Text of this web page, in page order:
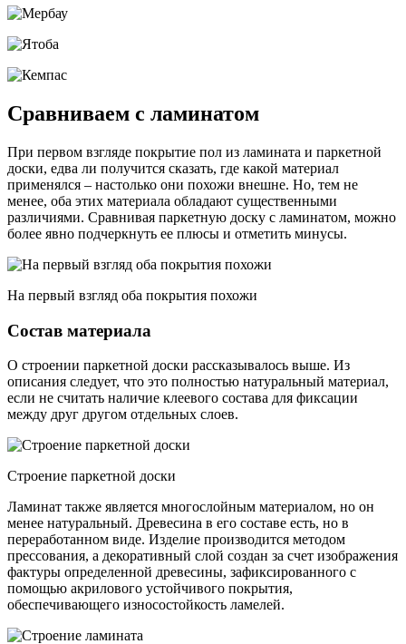
Сравниваем с ламинатом
При первом взгляде покрытие пол из ламината и паркетной
доски, едва ли получится сказать, где какой материал
применялся – настолько они похожи внешне. Но, тем не
менее, оба этих материала обладают существенными
различиями. Сравнивая паркетную доску с ламинатом, можно
более явно подчеркнуть ее плюсы и отметить минусы.
На первый взгляд оба покрытия похожи
Состав материала
О строении паркетной доски рассказывалось выше. Из
описания следует, что это полностью натуральный материал,
если не считать наличие клеевого состава для фиксации
между друг другом отдельных слоев.
Строение паркетной доски
Ламинат также является многослойным материалом, но он
менее натуральный. Древесина в его составе есть, но в
переработанном виде. Изделие производится методом
прессования, а декоративный слой создан за счет изображения
фактуры определенной древесины, зафиксированного с
помощью акрилового устойчивого покрытия,
обеспечивающего износостойкость ламелей.